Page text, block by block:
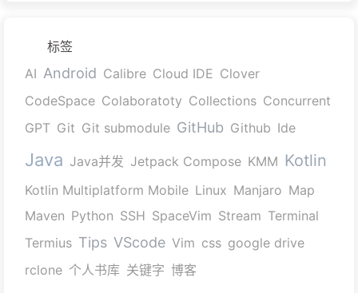
标签
AI Android Calibre Cloud IDE Clover
CodeSpace Colaboratoty Collections Concurrent
GPT Git Git submodule GitHub Github Ide
Java Java并发 Jetpack Compose KMM Kotlin
Kotlin Multiplatform Mobile Linux Manjaro Map
Maven Python SSH SpaceVim Stream Terminal
Termius Tips VScode Vim css google drive
rclone 个人书库 关键字 博客